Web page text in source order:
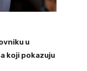
u
koji pokazuju